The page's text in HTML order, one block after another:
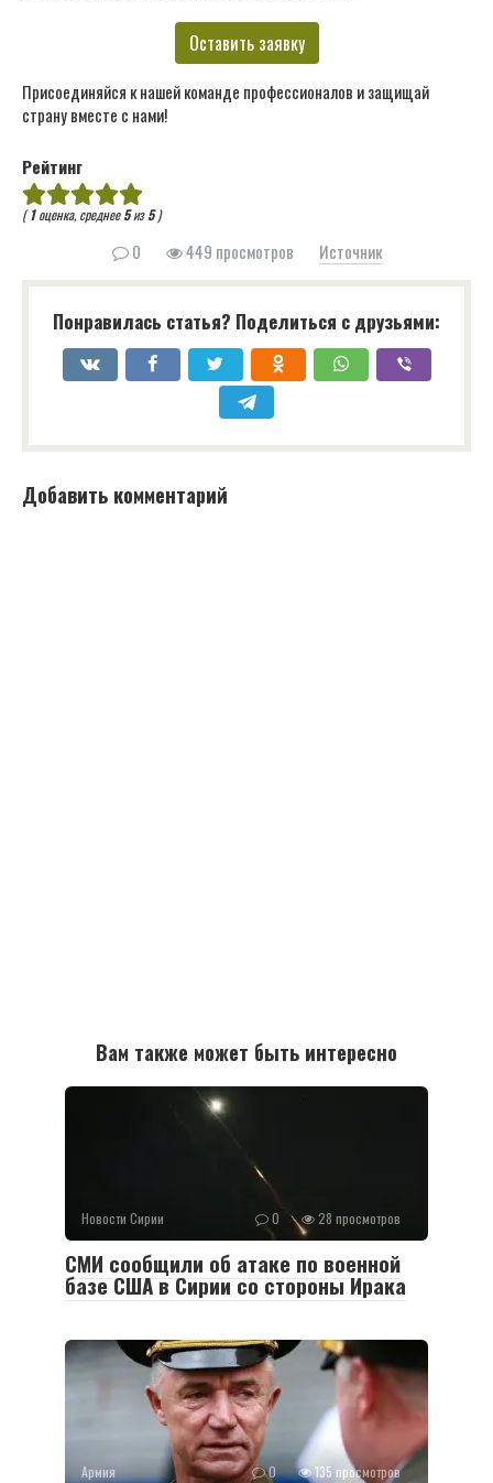
Оставить заявку
Присоединяйся к нашей команде профессионалов и защищай
страну вместе с нами!
Рейтинг
(1оценка, среднее5из5)
0 449 просмотров Источник
Понравилась статья? Поделиться с друзьями:
Добавить комментарий
Вам также может быть интересно
Новости Сирии 0 28 просмотров
СМИ сообщили об атаке по военной
базе США в Сирии со стороны Ирака
Армия 0 135 просмотров